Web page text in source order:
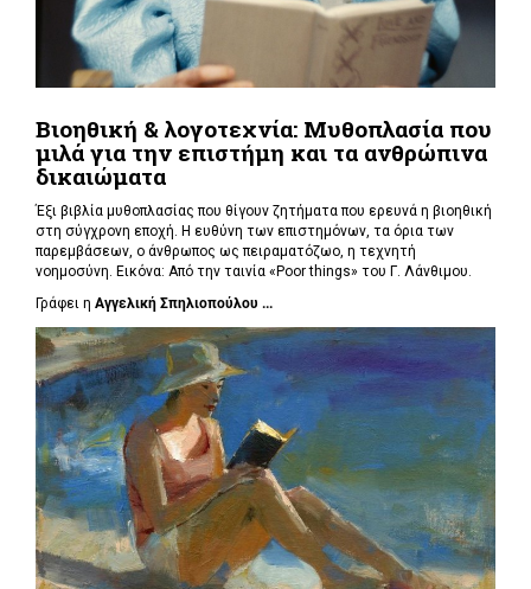
Βιοηθική & λογοτεχνία: Μυθοπλασία που
μιλά για την επιστήμη και τα ανθρώπινα
δικαιώματα
Έξι βιβλία μυθοπλασίας που θίγουν ζητήματα που ερευνά η βιοηθική
στη σύγχρονη εποχή. Η ευθύνη των επιστημόνων, τα όρια των
παρεμβάσεων, ο άνθρωπος ως πειραματόζωο, η τεχνητή
νοημοσύνη. Εικόνα: Από την ταινία «Poor things» του Γ. Λάνθιμου.
Γράφει η Αγγελική Σπηλιοπούλου ...